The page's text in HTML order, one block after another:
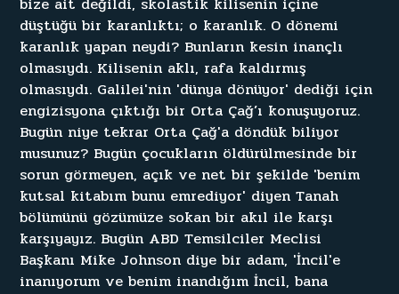
düştüğü bir karanlıktı; o karanlık. O dönemi
karanlık yapan neydi? Bunların kesin inançlı
olmasıydı. Kilisenin aklı, rafa kaldırmış
olmasıydı. Galilei'nin 'dünya dönüyor' dediği için
engizisyona çıktığı bir Orta Çağ’ı konuşuyoruz.
Bugün niye tekrar Orta Çağ'a döndük biliyor
musunuz? Bugün çocukların öldürülmesinde bir
sorun görmeyen, açık ve net bir şekilde 'benim
kutsal kitabım bunu emrediyor' diyen Tanah
bölümünü gözümüze sokan bir akıl ile karşı
karşıyayız. Bugün ABD Temsilciler Meclisi
Başkanı Mike Johnson diye bir adam, 'İncil'e
inanıyorum ve benim inandığım İncil, bana